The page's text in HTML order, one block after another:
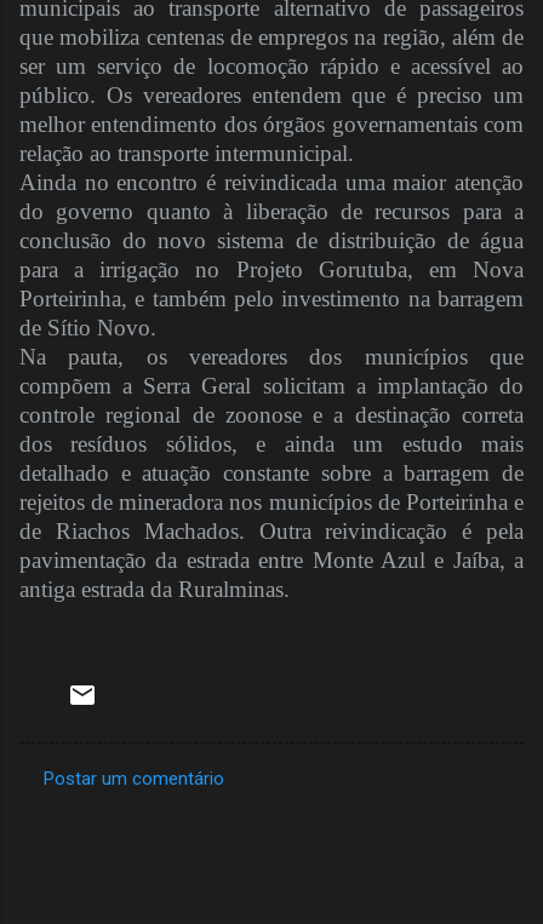
municipais ao transporte alternativo de passageiros
que mobiliza centenas de empregos na região, além de
ser um serviço de locomoção rápido e acessível ao
público. Os vereadores entendem que é preciso um
melhor entendimento dos órgãos governamentais com
relação ao transporte intermunicipal.
Ainda no encontro é reivindicada uma maior atenção
do governo quanto à liberação de recursos para a
conclusão do novo sistema de distribuição de água
para a irrigação no Projeto Gorutuba, em Nova
Porteirinha, e também pelo investimento na barragem
de Sítio Novo.
Na pauta, os vereadores dos municípios que
compõem a Serra Geral solicitam a implantação do
controle regional de zoonose e a destinação correta
dos resíduos sólidos, e ainda um estudo mais
detalhado e atuação constante sobre a barragem de
rejeitos de mineradora nos municípios de Porteirinha e
de Riachos Machados. Outra reivindicação é pela
pavimentação da estrada entre Monte Azul e Jaíba, a
antiga estrada da Ruralminas.
Postar um comentário